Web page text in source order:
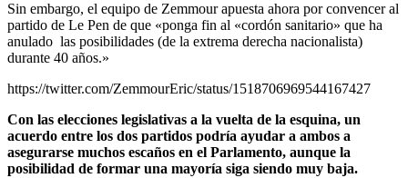
Sin embargo, el equipo de Zemmour apuesta ahora por convencer al
partido de Le Pen de que «ponga fin al «cordón sanitario» que ha
anulado las posibilidades (de la extrema derecha nacionalista)
durante 40 años.»
https://twitter.com/ZemmourEric/status/1518706969544167427
Con las elecciones legislativas a la vuelta de la esquina, un
acuerdo entre los dos partidos podría ayudar a ambos a
asegurarse muchos escaños en el Parlamento, aunque la
posibilidad de formar una mayoría siga siendo muy baja.